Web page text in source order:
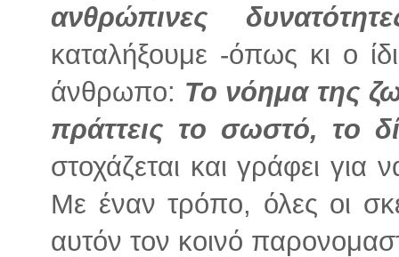
ανθρώπινες
καταλήξουμε -όπως κι ο
άνθρωπο: Το νόημα της
πράττεις το σωστό, το
στοχάζεται και γράφει για
Με έναν τρόπο, όλες οι
αυτόν τον κοινό